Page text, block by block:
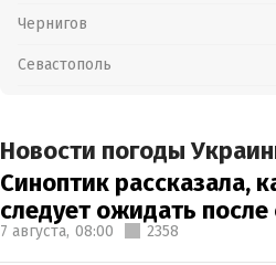
Чернигов
Севастополь
Новости погоды
Синоптик рассказала,
следует ожидать
7 августа, 08:00 2358